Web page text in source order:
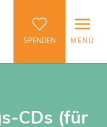
SPENDEN MENÜ
CDs (für